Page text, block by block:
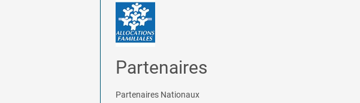
Partenaires
Partenaires Nationaux